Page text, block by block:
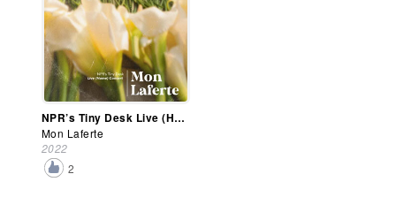
NPR’s Tiny Desk Live (Home) Concert
Mon Laferte
2022
2